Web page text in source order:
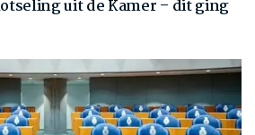
uit de Kamer – dit ging